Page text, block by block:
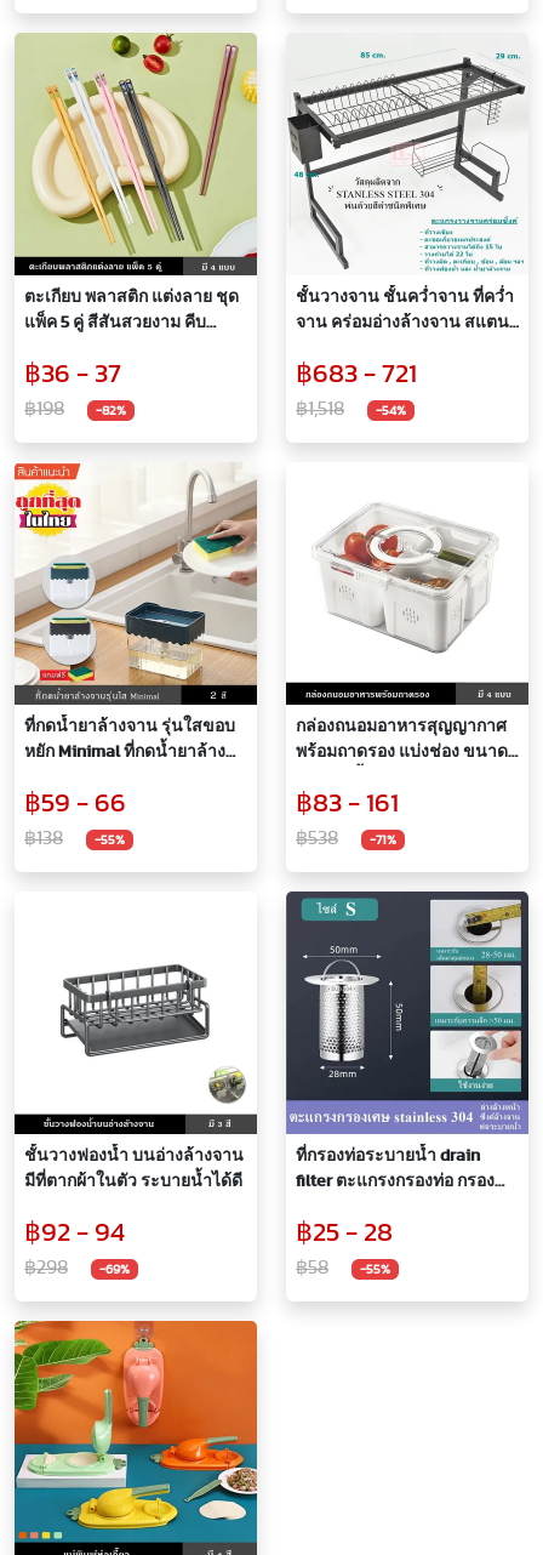
ตะเกียบ พลาสติก แต่งลาย ชุด
แพ็ค 5 คู่ สีสันสวยงาม คีบ
฿36 - 37
฿198 -82%
ชั้นวางจาน ชั้นคว่ำจาน ที่คว่ำ
จาน คร่อมอ่างล้างจาน สแตน
Series
฿683 - 721
฿1,518 -54%
ที่กดน้ำยาล้างจาน รุ่นใสขอบ
หยัก Minimal ที่กดน้ำยาล้าง
กล่องใส่น้ำยาล้างจาน แถม
สก็อตไบร์ท กล่องพลาสติกหนา
฿59 - 66
฿138 -55%
กล่องถนอมอาหารสุญญากาศ
พร้อมถาดรอง แบ่งช่อง ขนาด
ใหม่ เก็บรักษาอาหาร เปิดปิด
ง่าย
฿83 - 161
฿538 -71%
ชั้นวางฟองน้ำ บนอ่างล้างจาน
มีที่ตากผ้าในตัว ระบายน้ำได้ดี
฿92 - 94
฿298 -69%
ที่กรองท่อระบายน้ำ drain
filter ตะแกรงกรองท่อ กรอง
เลส304 ตะแกรงกันแมลงท่อ
ระบายน้ำ
฿25 - 28
฿58 -55%